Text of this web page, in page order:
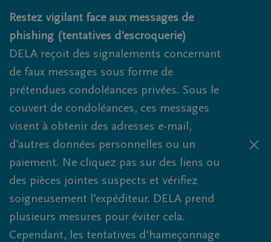
Obituaries.breadcrumbs.SkipLink
Restez vigilant face aux messages de
phishing (tentatives d'escroquerie)
DELA reçoit des signalements concernant
de faux messages sous forme de
prétendues condoléances privées. Sous le
couvert de condoléances, ces messages
visent à obtenir des adresses e-mail,
d'autres données personnelles ou un
paiement. Ne cliquez pas sur des liens ou
des pièces jointes suspects et vérifiez
soigneusement l'expéditeur. DELA prend
plusieurs mesures pour éviter cela.
Cependant, les tentatives d'hameçonnage